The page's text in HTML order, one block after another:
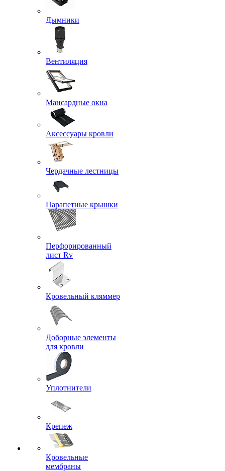
Дымники
Вентиляция
Мансардные окна
Аксессуары кровли
Чердачные лестницы
Парапетные крышки
Перфорированный
лист Rv
Кровельный кляммер
Доборные элементы
для кровли
Уплотнители
Крепеж
Кровельные
мембраны